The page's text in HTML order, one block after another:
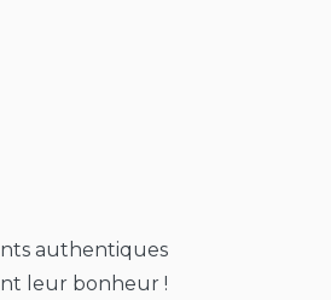
authentiques
leur bonheur !